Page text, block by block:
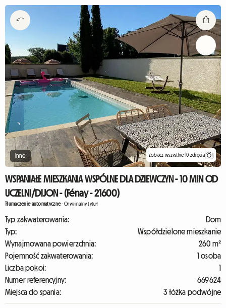
Inne Zobacz wszystkie 10 zdjęcia
WSPANIAŁE MIESZKANIA WSPÓLNE DLA DZIEWCZYN - 10 MIN OD
UCZELNI/DIJON - (Fénay - 21600)
Tłumaczenie automatyczne-Oryginalny tytuł
Typ zakwaterowania:
Dom
Typ:
Współdzielone mieszkanie
Wynajmowana powierzchnia:
260 m²
Pojemność zakwaterowania:
1 osoba
Liczba pokoi:
1
Numer referencyjny:
669624
Miejsca do spania:
3 łóżka podwójne